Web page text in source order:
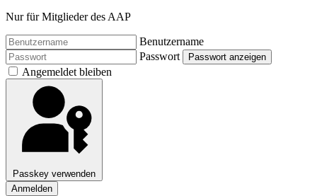
Nur für Mitglieder des AAP
Benutzername
Passwort
Passwort anzeigen
Angemeldet bleiben
Passkey verwenden
Anmelden